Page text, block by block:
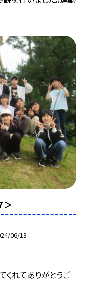
＞
06/13
くれてありがとうご